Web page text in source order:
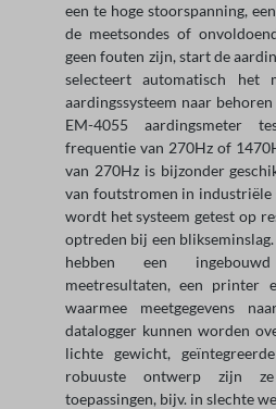
een te hoge stoorspanning,
de meetsondes of
geen fouten zijn, start de
selecteert automatisch het
aardingssysteem naar
EM-4055 aardingsmeter
frequentie van 270Hz of
van 270Hz is bijzonder
van foutstromen in industriële
wordt het systeem getest op
optreden bij een
hebben een
meetresultaten, een printer
waarmee meetgegevens
datalogger kunnen worden
lichte gewicht,
robuuste ontwerp zijn
toepassingen, bijv. in slechte